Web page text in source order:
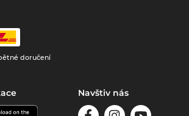
doručení
Navštiv nás